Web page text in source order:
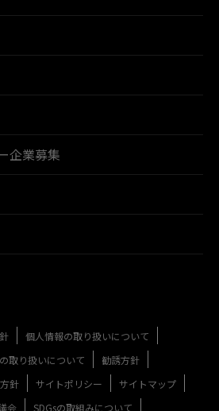
企業募集
個人情報の取り扱いについて
取り扱いについて
勧誘方針
針
サイトポリシー
サイトマップ
会
SDGsの取組みについて